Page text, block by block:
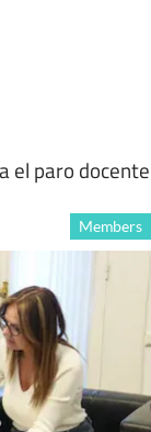
el paro docente
Members